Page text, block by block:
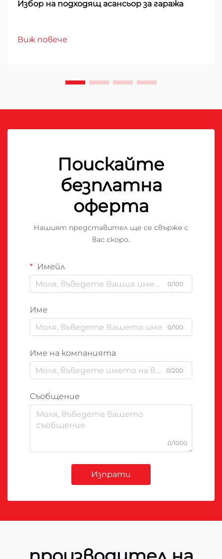
Избор на подходящ асансьор за гаража
Виж повече
Поискайте
безплатна
оферта
Нашият представител ще се свърже с
вас скоро.
Имейл
0/100
Име
0/100
Име на компанията
0/200
Съобщение
0/1000
Изпрати